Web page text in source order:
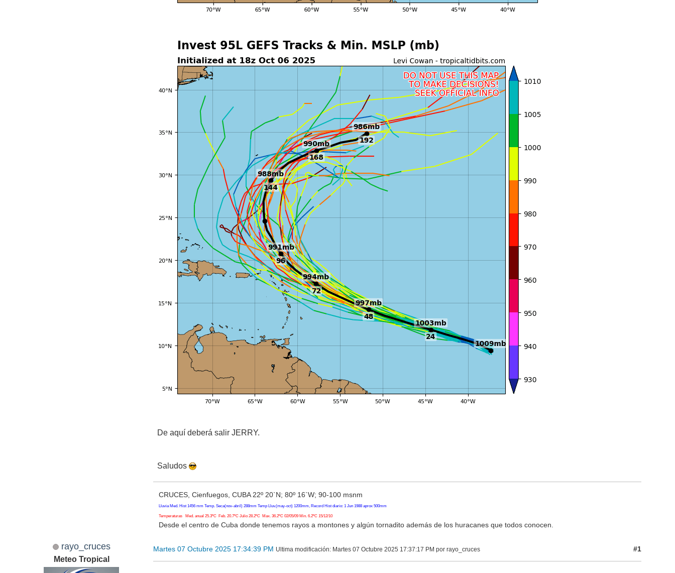
De aquí deberá salir JERRY.
Saludos
CRUCES, Cienfuegos, CUBA 22º 20`N; 80º 16`W; 90-100 msnm
Lluvia Med. Hist 1456 mm Temp. Seca(nov-abril) 288mm Temp Lluv.(may-oct) 1200mm, Record Hist diario: 1 Jun 1988 aprox 500mm
Temperaturas Med. anual 25.3ºC Feb. 20.7ºC Julio 28.2ºC Max. 36.2ºC 02/05/09 Min. 6.2ºC 15/12/10
Desde el centro de Cuba donde tenemos rayos a montones y algún tornadito además de los huracanes que todos conocen.
rayo_cruces
Meteo Tropical
Martes 07 Octubre 2025 17:34:39 PM Ultima modificación: Martes 07 Octubre 2025 17:37:17 PM por rayo_cruces #1